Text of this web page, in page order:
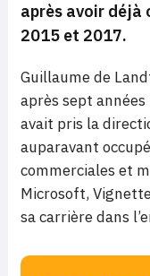
après avoir
2015 et 2017.
Guillaume de
après sept
avait pris la
auparavant
commerciales et
Microsoft,
sa carrière dans